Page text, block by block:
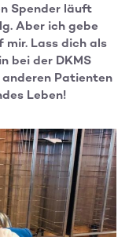
Spender läuft
Aber ich gebe
Lass dich als
bei der DKMS
Patienten
Leben!